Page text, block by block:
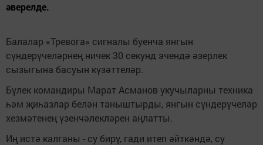
әверелде.
Балалар «Тревога» сигналы буенча янгын
сүндерүчеләрнең ничек 30 секунд эчендә әзерлек
сызыгына басуын күзәттеләр.
Бүлек командиры Марат Асманов укучыларны техника
һәм җиһазлар белән таныштырды, янгын сүндерүчеләр
хезмәтенең үзенчәлекләрен аңлатты.
Иң истә калганы - су бирү, гади итеп әйткәндә, су